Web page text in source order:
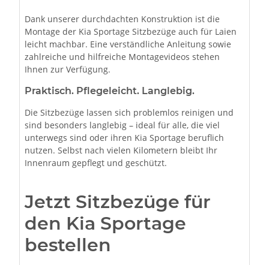
Dank unserer durchdachten Konstruktion ist die
Montage der Kia Sportage Sitzbezüge auch für Laien
leicht machbar. Eine verständliche Anleitung sowie
zahlreiche und hilfreiche Montagevideos stehen
Ihnen zur Verfügung.
Praktisch. Pflegeleicht. Langlebig.
Die Sitzbezüge lassen sich problemlos reinigen und
sind besonders langlebig – ideal für alle, die viel
unterwegs sind oder ihren Kia Sportage beruflich
nutzen. Selbst nach vielen Kilometern bleibt Ihr
Innenraum gepflegt und geschützt.
Jetzt Sitzbezüge für
den Kia Sportage
bestellen